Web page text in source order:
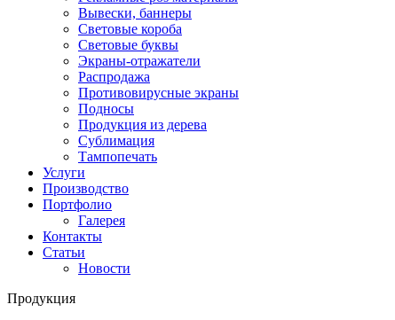
Вывески, баннеры
Световые короба
Световые буквы
Экраны-отражатели
Распродажа
Противовирусные экраны
Подносы
Продукция из дерева
Сублимация
Тампопечать
Услуги
Производство
Портфолио
Галерея
Контакты
Статьи
Новости
Продукция